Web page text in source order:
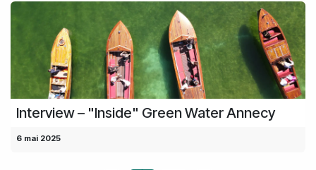
Interview – "Inside" Green Water Annecy
6 mai 2025